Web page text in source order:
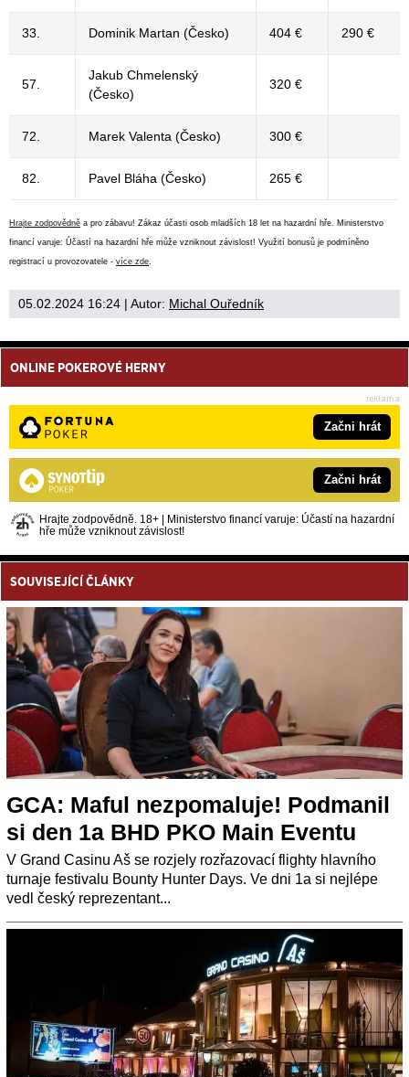
33. Dominik Martan (Česko) 404 € 290 €
57.
Jakub Chmelenský
(Česko)
320 €
72. Marek Valenta (Česko) 300 €
82. Pavel Bláha (Česko) 265 €
Hrajte zodpovědně a pro zábavu! Zákaz účasti osob mladších 18 let na hazardní hře. Ministerstvo
financí varuje: Účastí na hazardní hře může vzniknout závislost! Využití bonusů je podmíněno
registrací u provozovatele - více zde
05.02.2024 16:24 | Autor: Michal Ouředník
ONLINE POKEROVÉ HERNY
Začni hrát
Začni hrát
Hrajte zodpovědně. 18+ | Ministerstvo financí varuje: Účastí na hazardní
hře může vzniknout závislost!
SOUVISEJÍCÍ ČLÁNKY
GCA: Maful nezpomaluje! Podmanil
si den 1a BHD PKO Main Eventu
V Grand Casinu Aš se rozjely rozřazovací flighty hlavního
turnaje festivalu Bounty Hunter Days. Ve dni 1a si nejlépe
vedl český reprezentant...